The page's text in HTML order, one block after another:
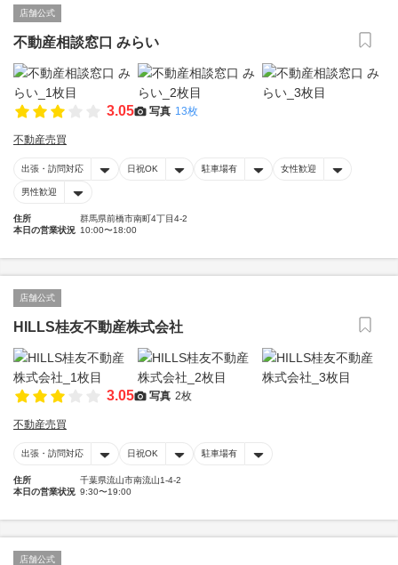
店舗公式
不動産相談窓口 みらい
3.05 写真 13枚
不動産売買
出張・訪問対応 日祝OK 駐車場有 女性歓迎
男性歓迎
住所
群馬県前橋市南町4丁目4-2
本日の営業状況 10:00〜18:00
店舗公式
HILLS桂友不動産株式会社
3.05 写真 2枚
不動産売買
出張・訪問対応 日祝OK 駐車場有
住所
千葉県流山市南流山1-4-2
本日の営業状況 9:30〜19:00
店舗公式